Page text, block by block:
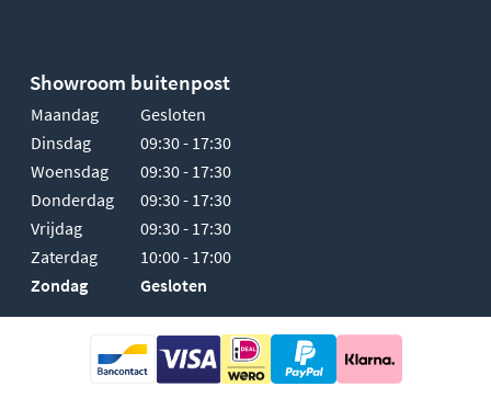
Showroom buitenpost
Maandag
Gesloten
Dinsdag
09:30 - 17:30
Woensdag
09:30 - 17:30
Donderdag
09:30 - 17:30
Vrijdag
09:30 - 17:30
Zaterdag
10:00 - 17:00
Zondag
Gesloten